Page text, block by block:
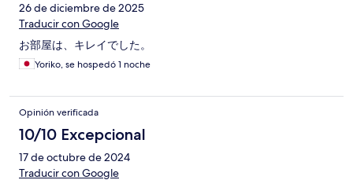
26 de diciembre de 2025
Traducir con Google
お部屋は、キレイでした。
Yoriko, se hospedó 1 noche
Opinión verificada
10/10 Excepcional
17 de octubre de 2024
Traducir con Google